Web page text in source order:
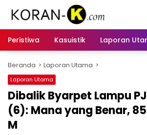
Peristiwa
Kasuistik Laporan
Beranda Laporan Utama
Laporan Utama
Dibalik Byarpet Lampu
(6): Mana yang Benar,
M